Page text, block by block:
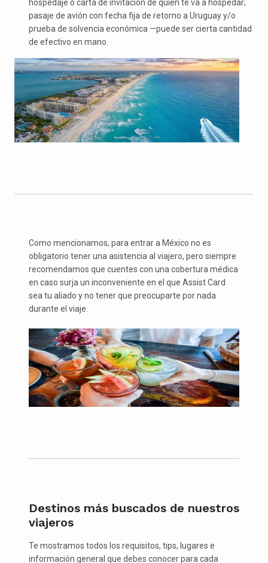
hospedaje o carta de invitación de quien te va a hospedar;
pasaje de avión con fecha fija de retorno a Uruguay y/o
prueba de solvencia económica —puede ser cierta cantidad
de efectivo en mano.
Como mencionamos, para entrar a México no es
obligatorio tener una asistencia al viajero, pero siempre
recomendamos que cuentes con una cobertura médica
en caso surja un inconveniente en el que Assist Card
sea tu aliado y no tener que preocuparte por nada
durante el viaje.
Destinos más buscados de nuestros
viajeros
Te mostramos todos los requisitos, tips, lugares e
información general que debes conocer para cada